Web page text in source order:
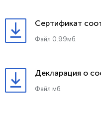
Сертификат
Файл 0.99мб.
Декларация о
Файл мб.